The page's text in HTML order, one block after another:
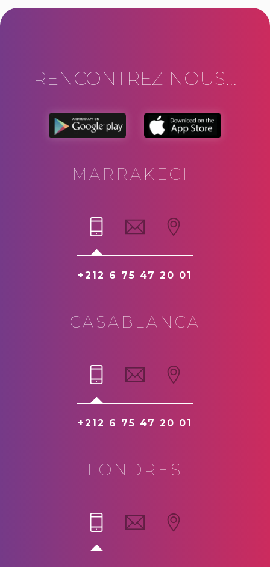
RENCONTREZ-NOUS...
MARRAKECH
+212 6 75 47 20 01
CASABLANCA
+212 6 75 47 20 01
LONDRES